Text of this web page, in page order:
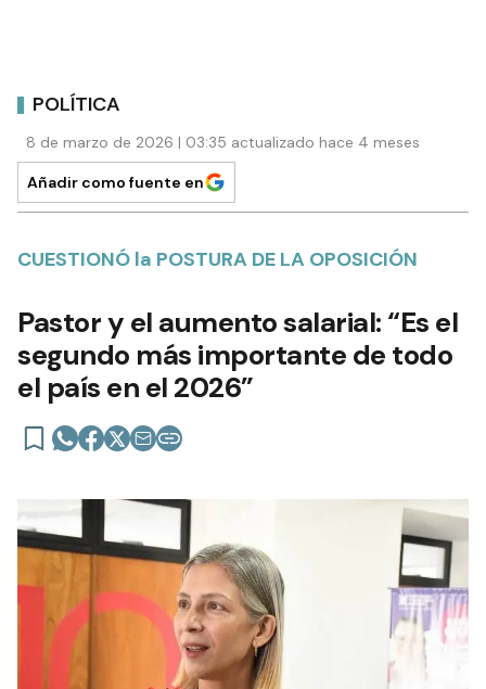
POLÍTICA
8 de marzo de 2026 | 03:35 actualizado hace 4 meses
Añadir como fuente en
CUESTIONÓ la POSTURA DE LA OPOSICIÓN
Pastor y el aumento salarial: “Es el
segundo más importante de todo
el país en el 2026”